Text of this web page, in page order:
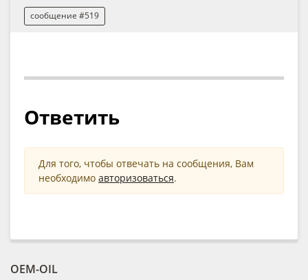
сообщение #519
Ответить
Для того, чтобы отвечать на сообщения, Вам
необходимо авторизоваться.
OEM-OIL